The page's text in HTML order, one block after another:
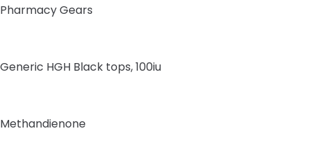
Pharmacy Gears
Generic HGH Black tops, 100iu
Methandienone